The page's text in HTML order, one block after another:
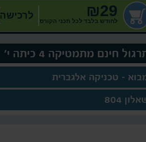
₪29
לחודש בלבד לכל תכני הקורס
לרכישה
חינם מתמטיקה 4 כיתה י'
- טכניקה אלגברית
804